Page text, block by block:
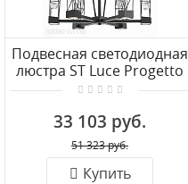
Подвесная светодиодная
люстра ST Luce Progetto
SL815.303.06
33 103 руб.
51 323 руб.
Купить